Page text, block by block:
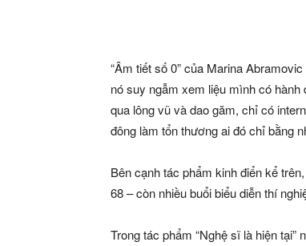
“Âm tiết số 0” của Marina
nó suy ngẫm xem liệu mình có
qua lông vũ và dao găm, chỉ có
đông làm tổn thương ai đó chỉ bằng
Bên cạnh tác phẩm kinh điển kể
68 – còn nhiều buổi biểu diễn thí
Trong tác phẩm “Nghệ sĩ là hiện